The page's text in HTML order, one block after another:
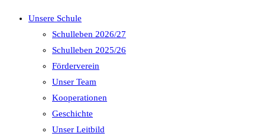
Unsere Schule
Schulleben 2026/27
Schulleben 2025/26
Förderverein
Unser Team
Kooperationen
Geschichte
Unser Leitbild